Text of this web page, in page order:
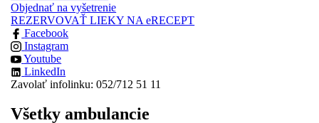
Objednať na vyšetrenie
REZERVOVAŤ LIEKY NA eRECEPT
Facebook
Instagram
Youtube
LinkedIn
Zavolať infolinku: 052/712 51 11
Všetky ambulancie